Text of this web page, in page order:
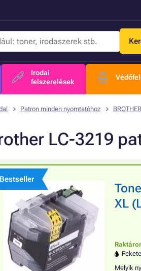
Irodai
felszerelések
Patron minden nyomtatóhoz BROTHER
LC-3219
Bestseller
XL
Melyik